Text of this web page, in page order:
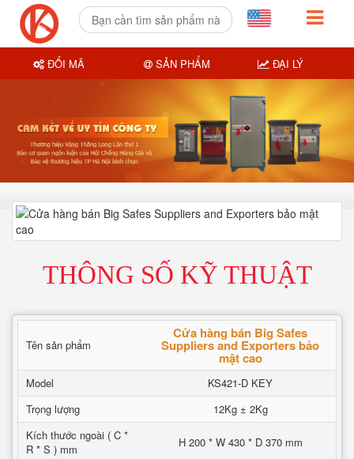
THÔNG SỐ KỸ THUẬT
Tên sản phẩm
Cửa hàng bán Big Safes
Suppliers and Exporters bảo
mật cao
Model
KS421-D KEY
Trọng lượng
12Kg ± 2Kg
Kích thước ngoài ( C *
R * S ) mm
H 200 * W 430 * D 370 mm
ĐỔI MÃ SẢN PHẨM ĐẠI LÝ